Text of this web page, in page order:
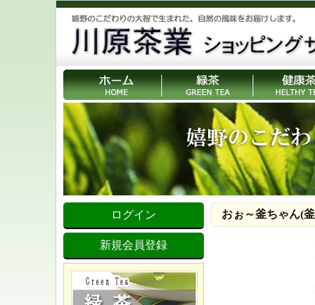
ログイン
新規会員登録
おぉ～釜ちゃん(